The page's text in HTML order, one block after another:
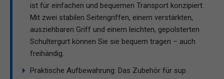
ist für einfachen und bequemen Transport konzipiert.
Mit zwei stabilen Seitengriffen, einem verstärkten,
ausziehbaren Griff und einem leichten, gepolsterten
Schultergurt können Sie sie bequem tragen – auch
freihändig.
Praktische Aufbewahrung: Das Zubehör für sup